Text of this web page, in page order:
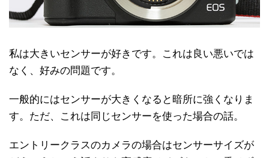
私は大きいセンサーが好きです。これは良い悪いでは
なく、好みの問題です。
一般的にはセンサーが大きくなると暗所に強くなりま
す。ただ、これは同じセンサーを使った場合の話。
エントリークラスのカメラの場合はセンサーサイズが